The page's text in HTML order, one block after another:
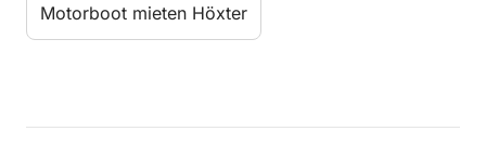
Motorboot mieten Höxter